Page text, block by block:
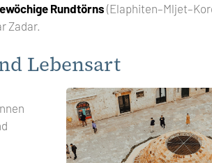
Rundtörns
Zadar.
Lebensart